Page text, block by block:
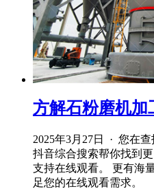
方解石粉磨机加
2025年3月27日 · 您在
抖音综合搜索帮你找到
支持在线观看。 更有海
足您的在线观看需求。